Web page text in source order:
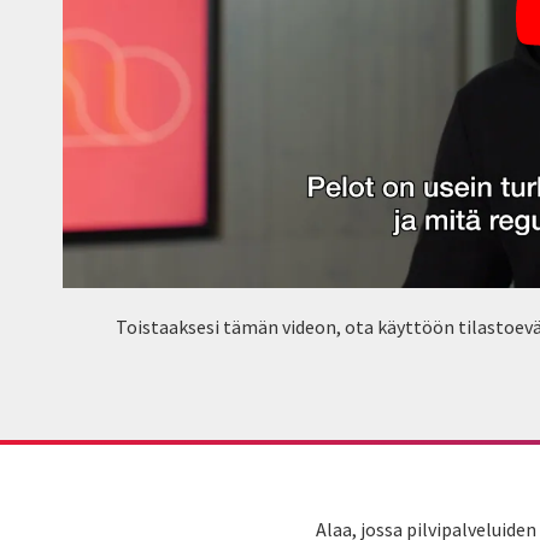
Toistaaksesi tämän videon, ota käyttöön
Alaa, jossa